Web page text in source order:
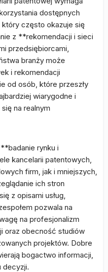
dostępnych
często okazuje się
z **rekomendacji i sieci
przedsiębiorcami,
branży może
i rekomendacji
od osób, które przeszły
wiarygodne i
na realnym
rynku i
kancelarii patentowych,
firm, jak i mniejszych,
ich stron
z opisami usług,
pozwala na
na profesjonalizm
oraz obecność studiów
projektów. Dobre
bogactwo informacji,
decyzji.